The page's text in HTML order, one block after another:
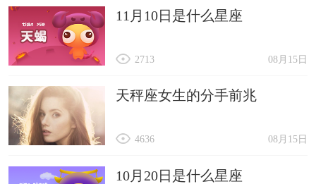
11月10日是什么星座
08月15日
2713
天秤座女生的分手前兆
08月15日
4636
10月20日是什么星座